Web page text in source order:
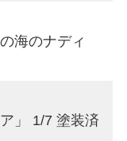
海のナディ
」 1/7 塗装済